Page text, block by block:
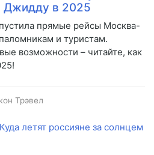
Джидду в 2025
прямые рейсы Москва-
и туристам.
возможности – читайте, как
Трэвел